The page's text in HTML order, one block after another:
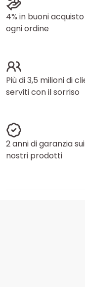
4% in buoni
ogni ordine
Più di 3,5 milioni di
serviti con il sorriso
2 anni di garanzia sui
nostri prodotti